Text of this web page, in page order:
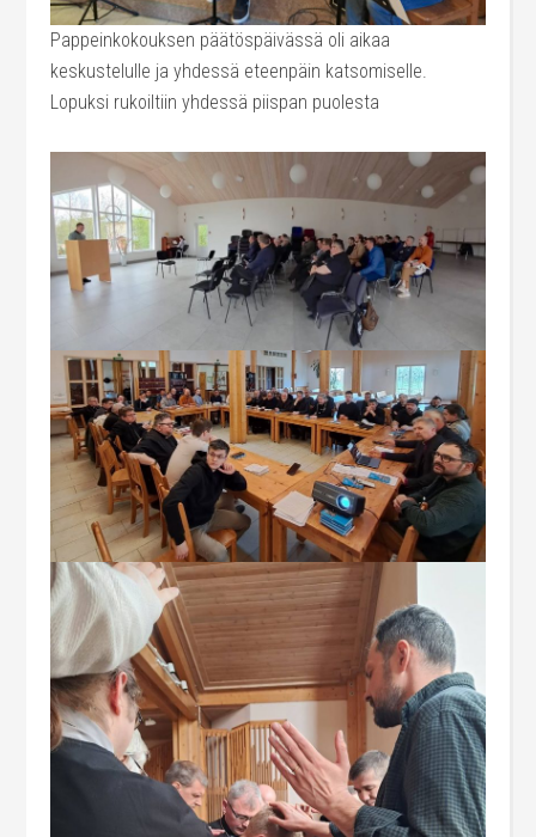
Pappeinkokouksen päätöspäivässä oli aikaa
keskustelulle ja yhdessä eteenpäin katsomiselle.
Lopuksi rukoiltiin yhdessä piispan puolesta